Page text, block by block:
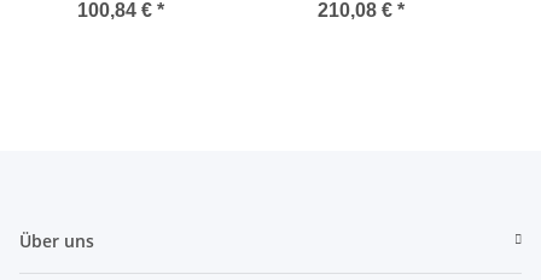
GEBRAUCHT
100,84 € *
DT71D4/ASA1
210,08 € *
Über uns